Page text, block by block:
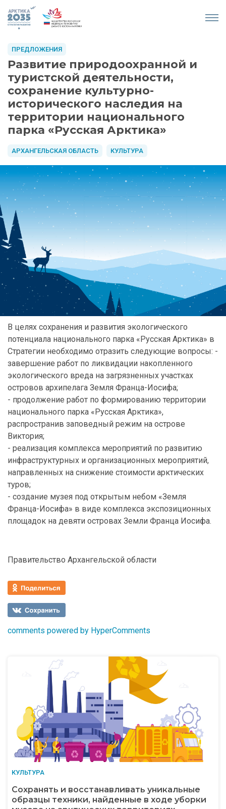
Развитие природоохранной и
туристской деятельности,
сохранение культурно-
исторического наследия на
территории национального
парка «Русская Арктика»
АРХАНГЕЛЬСКАЯ ОБЛАСТЬ КУЛЬТУРА
ПРЕДЛОЖЕНИЯ
В целях сохранения и развития экологического
потенциала национального парка «Русская Арктика» в
Стратегии необходимо отразить следующие вопросы: -
завершение работ по ликвидации накопленного
экологического вреда на загрязненных участках
островов архипелага Земля Франца-Иосифа;
- продолжение работ по формированию территории
национального парка «Русская Арктика»,
распространив заповедный режим на острове
Виктория;
- реализация комплекса мероприятий по развитию
инфраструктурных и организационных мероприятий,
направленных на снижение стоимости арктических
туров;
- создание музея под открытым небом «Земля
Франца-Иосифа» в виде комплекса экспозиционных
площадок на девяти островах Земли Франца ­Иосифа.
Правительство Архангельской области
comments powered by HyperComments
КУЛЬТУРА
Сохранять и восстанавливать уникальные
образцы техники, найденные в ходе уборки